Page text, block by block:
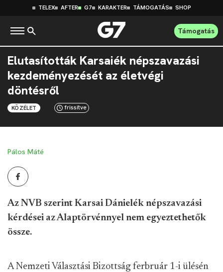
TELEX AFTER G7 KARAKTER TÁMOGATÁS SHOP
Támogatás
Elutasították Karsaiék népszavazási
kezdeményezését az életvégi
döntésről
KÖZÉLET frissítve
Pálos Máté
Az NVB szerint Karsai Dánielék népszavazási
kérdései az Alaptörvénnyel nem egyeztethetők
össze.
A Nemzeti Választási Bizottság ferbruár 1-i ülésén